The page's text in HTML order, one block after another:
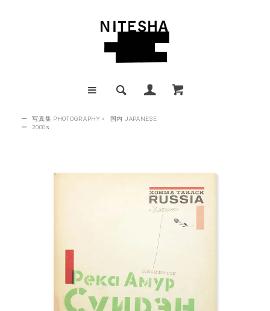
ー 写真集 PHOTOGRAPHY >
国内 JAPANESE
ー
2000s